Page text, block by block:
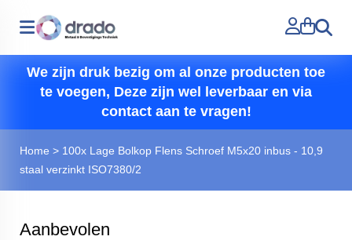
Zoeken
We zijn druk bezig om al onze producten toe
te voegen, Deze zijn wel leverbaar en via
contact aan te vragen!
Home > 100x Lage Bolkop Flens Schroef M5x20 inbus - 10,9
staal verzinkt ISO7380/2
Aanbevolen